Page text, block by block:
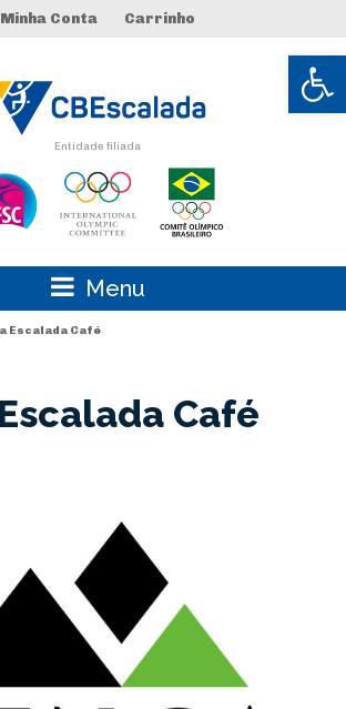
Abrir
Minha Conta Carrinho
Entidade filiada
Menu
Escalada Café
Café